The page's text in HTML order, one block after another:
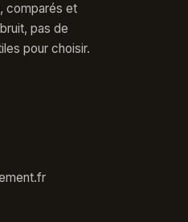
comparés et
pas de
pour choisir.